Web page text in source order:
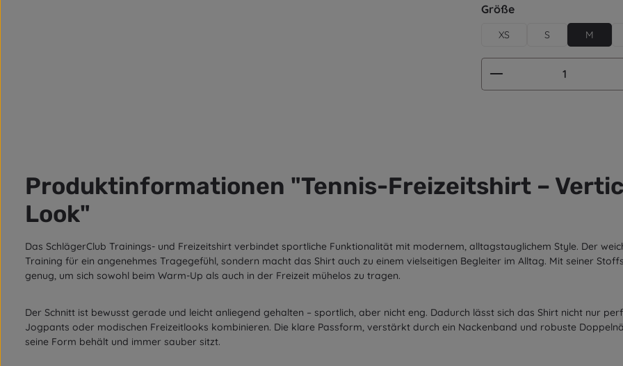
Größeauswählen
XS S M
Produkt Anzahl:
Produktinformationen "Tennis-Freizeitshirt –
Look"
Das SchlägerClub Trainings- und Freizeitshirt verbindet sportliche Funktionalität mit modernem, alltagstauglichem Style. Der
Training für ein angenehmes Tragegefühl, sondern macht das Shirt auch zu einem vielseitigen Begleiter im Alltag. Mit seiner
genug, um sich sowohl beim Warm-Up als auch in der Freizeit mühelos zu tragen.
Der Schnitt ist bewusst gerade und leicht anliegend gehalten – sportlich, aber nicht eng. Dadurch lässt sich das Shirt nicht nur
Jogpants oder modischen Freizeitlooks kombinieren. Die klare Passform, verstärkt durch ein Nackenband und robuste
seine Form behält und immer sauber sitzt.